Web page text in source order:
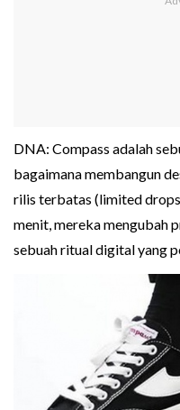
DNA: Compass adalah
bagaimana membangun
rilis terbatas (limited
menit, mereka mengubah
sebuah ritual digital yang